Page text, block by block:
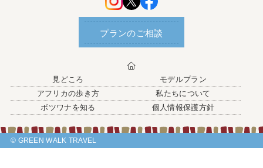
プランのご相談
見どころ
モデルプラン
アフリカの歩き方
私たちについて
ボツワナを知る
個人情報保護方針
© GREEN WALK TRAVEL